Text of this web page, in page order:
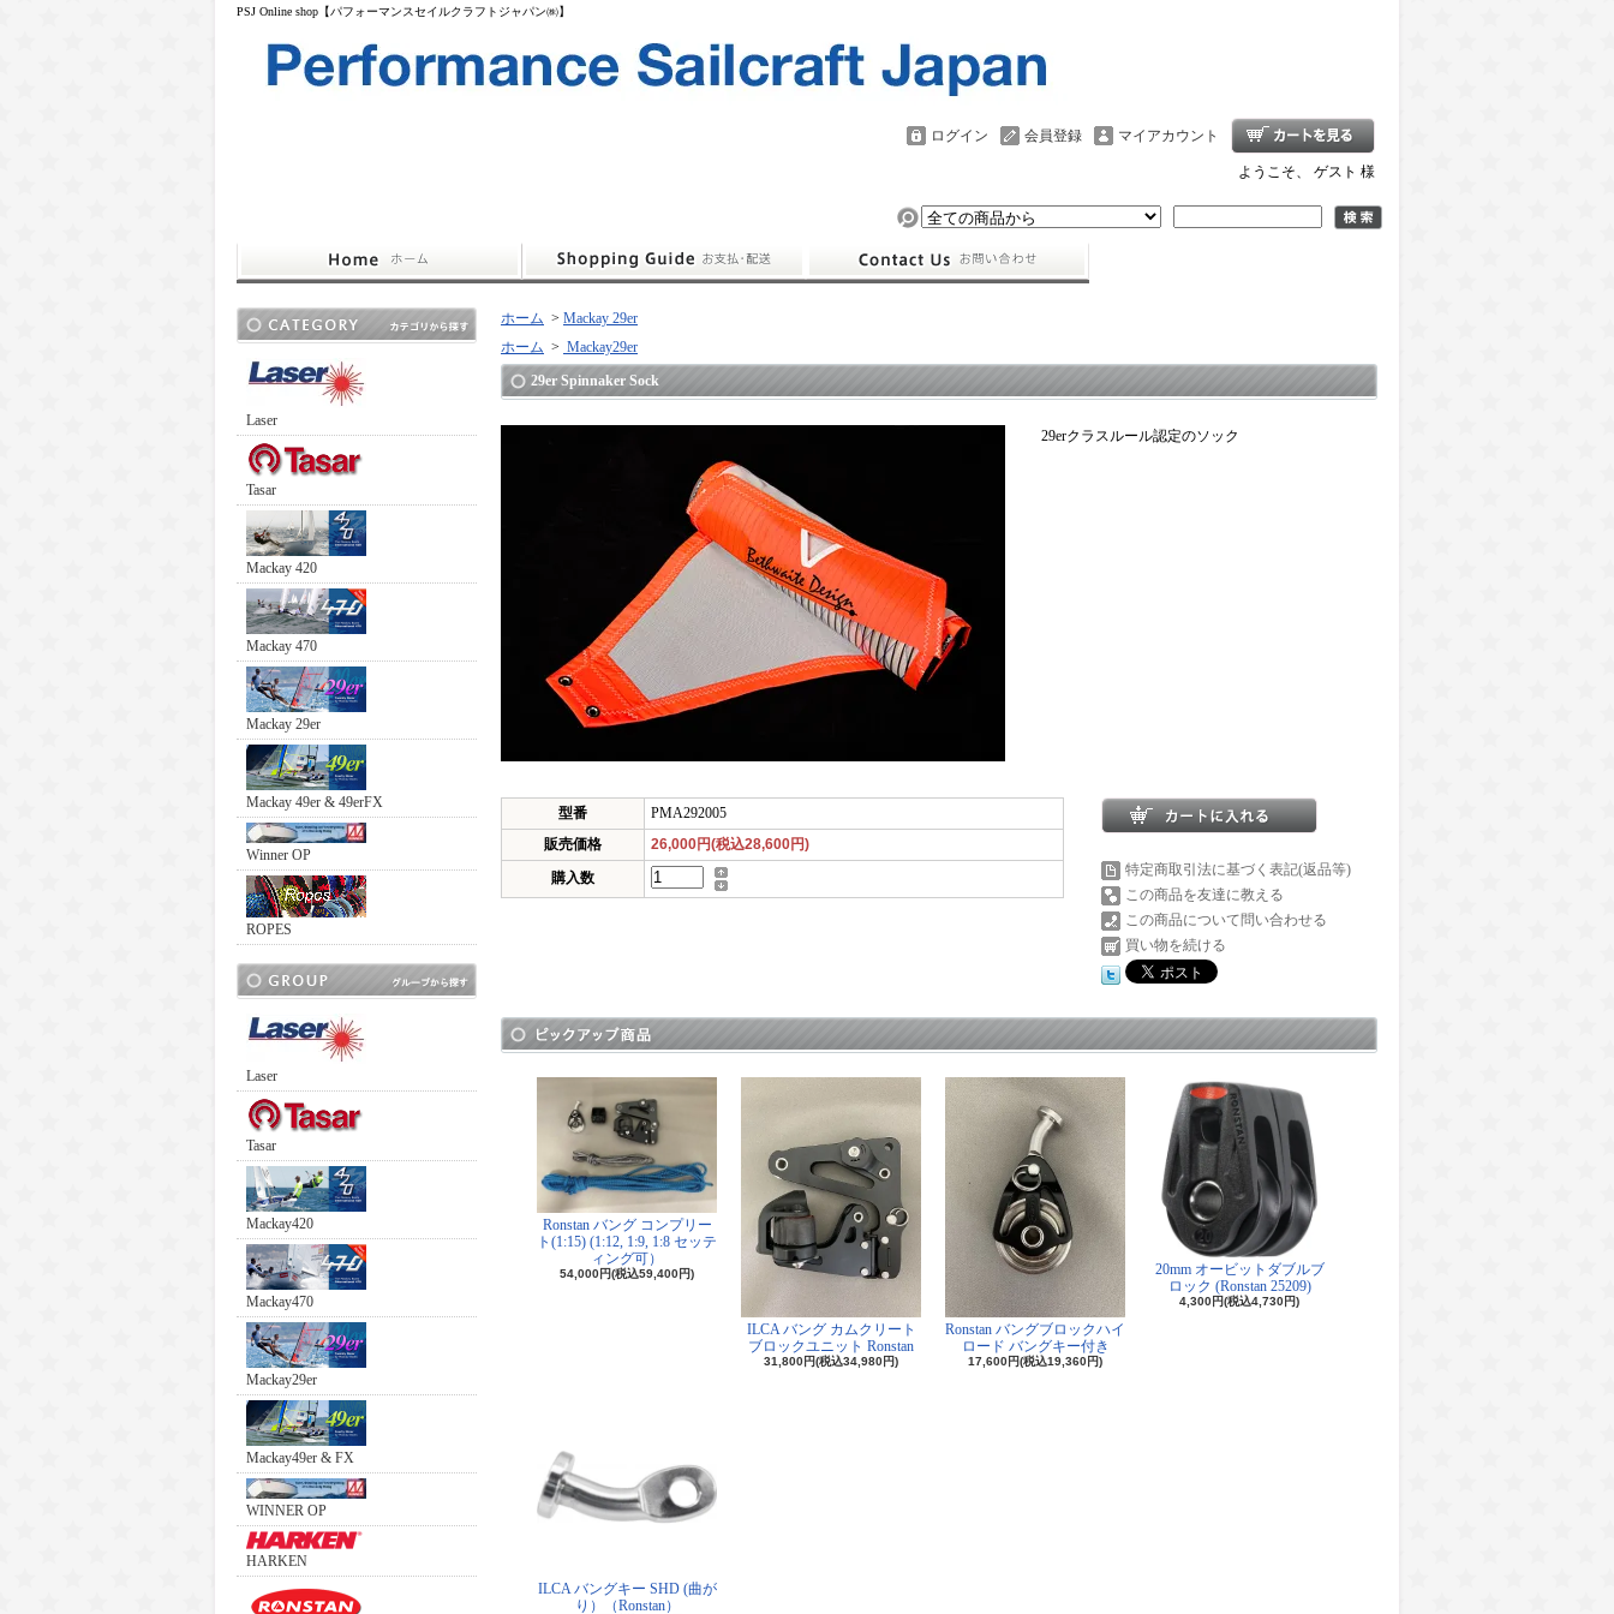
PSJ Online shop【パフォーマンスセイルクラフトジャパン㈱】
マイアカウント
会員登録
ログイン
ようこそ、 ゲスト 様
Laser
Tasar
Mackay 420
Mackay 470
Mackay 29er
Mackay 49er & 49erFX
Winner OP
ROPES
Laser
Tasar
Mackay420
Mackay470
Mackay29er
Mackay49er & FX
WINNER OP
HARKEN
ホーム > Mackay 29er
ホーム > Mackay29er
29er Spinnaker Sock
29erクラスルール認定のソック
型番
PMA292005
販売価格
26,000円(税込28,600円)
購入数
特定商取引法に基づく表記(返品等)
この商品を友達に教える
この商品について問い合わせる
買い物を続ける
Ronstan バング コンプリー
ト(1:15) (1:12, 1:9, 1:8 セッテ
ィング可）
54,000円(税込59,400円)
ILCA バング カムクリート
ブロックユニット Ronstan
31,800円(税込34,980円)
Ronstan バングブロックハイ
ロード バングキー付き
17,600円(税込19,360円)
20mm オービットダブルブ
ロック (Ronstan 25209)
4,300円(税込4,730円)
ILCA バングキー SHD (曲が
り）（Ronstan）